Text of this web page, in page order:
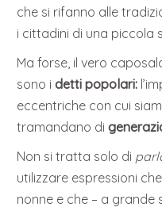
che si rifanno alle
i cittadini di una piccola
Ma forse, il vero
sono idetti popolari:
eccentriche con cui
tramandano di
Non si tratta solo di
utilizzare espressioni
nonne e che – a grande